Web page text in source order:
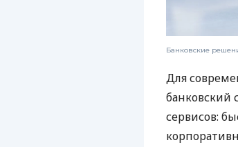
Банковские
Для
банковский
сервисов: